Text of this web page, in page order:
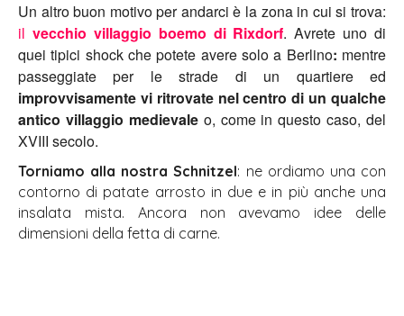
Un altro buon motivo per andarci è la zona in cui si trova:
il vecchio villaggio boemo di Rixdorf. Avrete uno di
quei tipici shock che potete avere solo a Berlino: mentre
passeggiate per le strade di un quartiere ed
improvvisamente vi ritrovate nel centro di un qualche
antico villaggio medievaleo, come in questo caso, del
XVIII secolo.
Torniamo alla nostra Schnitzel: ne ordiamo una con
contorno di patate arrosto in due e in più anche una
insalata mista. Ancora non avevamo idee delle
dimensioni della fetta di carne.